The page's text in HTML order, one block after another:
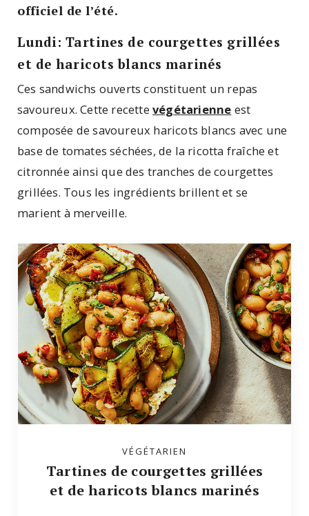
officiel de l’été.
Lundi: Tartines de courgettes grillées
et de haricots blancs marinés
Ces sandwichs ouverts constituent un repas
savoureux. Cette recette végétarienne est
composée de savoureux haricots blancs avec une
base de tomates séchées, de la ricotta fraîche et
citronnée ainsi que des tranches de courgettes
grillées. Tous les ingrédients brillent et se
marient à merveille.
VÉGÉTARIEN
Tartines de courgettes grillées
et de haricots blancs marinés